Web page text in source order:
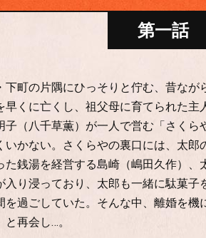
第一話
町の片隅にひっそりと佇む、昔なが
くに亡くし、祖父母に育てられた主
子（八千草薫）が一人で営む「さく
いかない。さくらやの裏口には、太
た銭湯を経営する島崎（嶋田久作）
入り浸っており、太郎も一緒に駄菓
を過ごしていた。そんな中、離婚を
と再会し…。